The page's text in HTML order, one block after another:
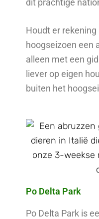
dit prachtige
Houdt er
hoogseizoen een
alleen met een
liever op eigen
buiten het
Po Delta Park
Po Delta Park is